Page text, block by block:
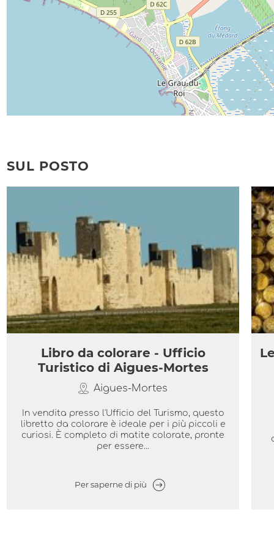
SUL POSTO
Libro da colorare - Ufficio
Turistico di Aigues-Mortes
Aigues-Mortes
In vendita presso l'Ufficio del Turismo, questo
libretto da colorare è ideale per i più piccoli e
curiosi. È completo di matite colorate, pronte
per essere...
Per saperne di più